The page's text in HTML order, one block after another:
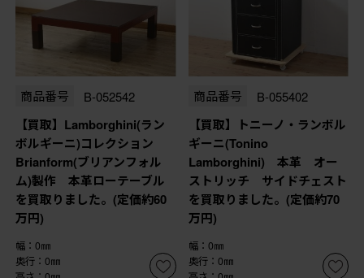
商品番号 B-052542
【買取】Lamborghini(ラン
ボルギーニ)コレクション
Brianform(ブリアンフォル
ム)製作 本革ローテーブル
を買取りました。(定価約60
万円)
幅：0㎜
奥行：0㎜
商品番号 B-055402
【買取】トニーノ・ランボル
ギーニ(Tonino
Lamborghini) 本革 オー
ストリッチ サイドチェスト
を買取りました。(定価約70
万円)
幅：0㎜
奥行：0㎜